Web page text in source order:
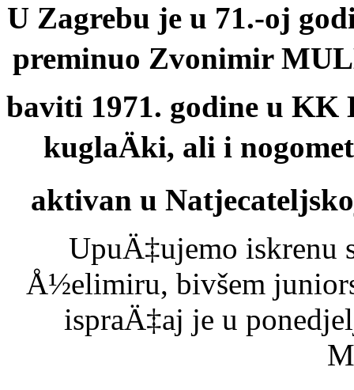
U Zagrebu je u 71.-oj
preminuo Zvonimir
baviti 1971. godine u
kuglaÄki, ali i
aktivan u
UpuÄ‡ujemo iskrenu
Å½elimiru, bivšem
ispraÄ‡aj je u